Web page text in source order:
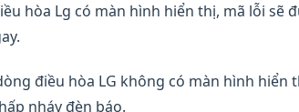
hòa Lg có màn hình hiển thị, mã lỗi sẽ
điều hòa LG không có màn hình
nháy đèn báo.